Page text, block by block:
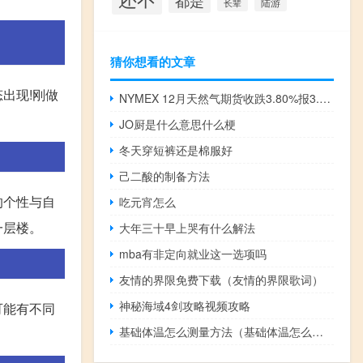
现!刚做
性与自
楼。
有不同
长辈 陆游
猜你想看的文章
NYMEX 12月天然气期货收跌3.80%报3.140美元/百万英热单位
JO厨是什么意思什么梗
冬天穿短裤还是棉服好
己二酸的制备方法
吃元宵怎么
大年三十早上哭有什么解法
mba有非定向就业这一选项吗
友情的界限免费下载（友情的界限歌词）
神秘海域4剑攻略视频攻略
基础体温怎么测量方法（基础体温怎么测）